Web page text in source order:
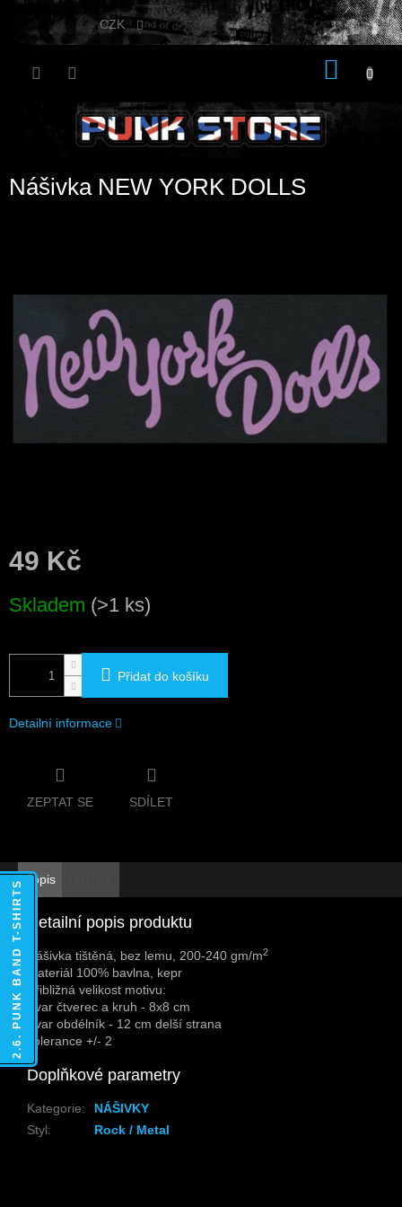
Přejít
CZK
Nášivka NEW YORK DOLLS
49 Kč
cena:
Skladem (>1 ks)
Přidat do košíku
Detailní informace
ZEPTAT SE SDÍLET
Popis
Detailní popis produktu
Nášivka tištěná, bez lemu, 200-240 gm/m2
Materiál 100% bavlna, kepr
Přibližná velikost motivu:
Tvar čtverec a kruh - 8x8 cm
Tvar obdélník - 12 cm delší strana
Tolerance +/- 2
Doplňkové parametry
Kategorie:
NÁŠIVKY
Styl: Rock / Metal
2.6. PUNK BAND T-SHIRTS